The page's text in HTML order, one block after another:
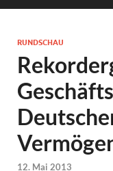
RUNDSCHAU
12. Mai 2013